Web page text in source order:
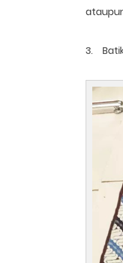
3.